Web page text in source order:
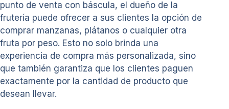
punto de venta con báscula, el dueño de la
frutería puede ofrecer a sus clientes la opción de
comprar manzanas, plátanos o cualquier otra
fruta por peso. Esto no solo brinda una
experiencia de compra más personalizada, sino
que también garantiza que los clientes paguen
exactamente por la cantidad de producto que
desean llevar.